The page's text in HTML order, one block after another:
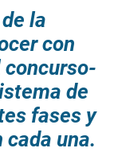
la
con
de
fases y
una.